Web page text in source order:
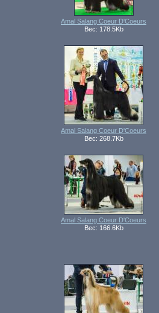
Amal Salang Coeur D'Coeurs
Вес: 178.5Kb
Amal Salang Coeur D'Coeurs
Вес: 268.7Kb
Amal Salang Coeur D'Coeurs
Вес: 166.6Kb